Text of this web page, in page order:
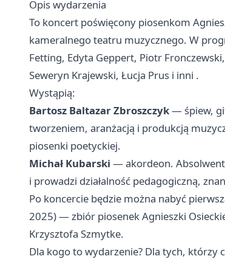
Opis wydarzenia
To koncert poświęcony piosenkom
kameralnego teatru muzycznego. W
Fetting, Edyta Geppert, Piotr
Seweryn Krajewski, Łucja Prus i inni .
Wystąpią:
Bartosz Baltazar Zbroszczyk— śpiew,
tworzeniem, aranżacją i produkcją
piosenki poetyckiej.
Michał Kubarski — akordeon.
i prowadzi działalność pedagogiczną,
Po koncercie będzie można nabyć
2025) — zbiór piosenek Agnieszki
Krzysztofa Szmytke.
Dla kogo to wydarzenie? Dla tych,